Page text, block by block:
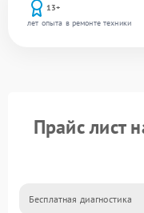
13+
лет опыта в ремонте техники
Прайс лист
Бесплатная диагностика